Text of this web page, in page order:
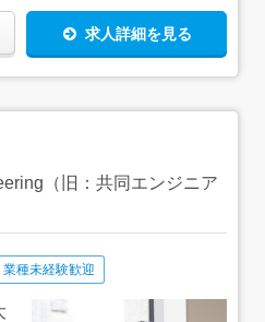
求人詳細を見る
（旧：共同エンジニア
業種未経験歓迎